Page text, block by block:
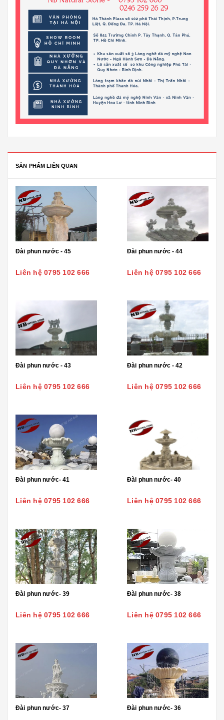
SẢN PHẨM LIÊN QUAN
Đài phun nước - 45
Liên hệ 0795 102 666
Đài phun nước - 44
Liên hệ 0795 102 666
Đài phun nước - 43
Liên hệ 0795 102 666
Đài phun nước - 42
Liên hệ 0795 102 666
Đài phun nước- 41
Liên hệ 0795 102 666
Đài phun nước- 40
Liên hệ 0795 102 666
Đài phun nước- 39
Liên hệ 0795 102 666
Đài phun nước- 38
Liên hệ 0795 102 666
Đài phun nước- 37 Đài phun nước- 36